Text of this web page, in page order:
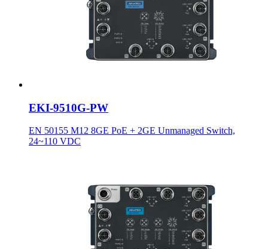
EKI-9510G-PW
EN 50155 M12 8GE PoE + 2GE Unmanaged Switch,
24~110 VDC